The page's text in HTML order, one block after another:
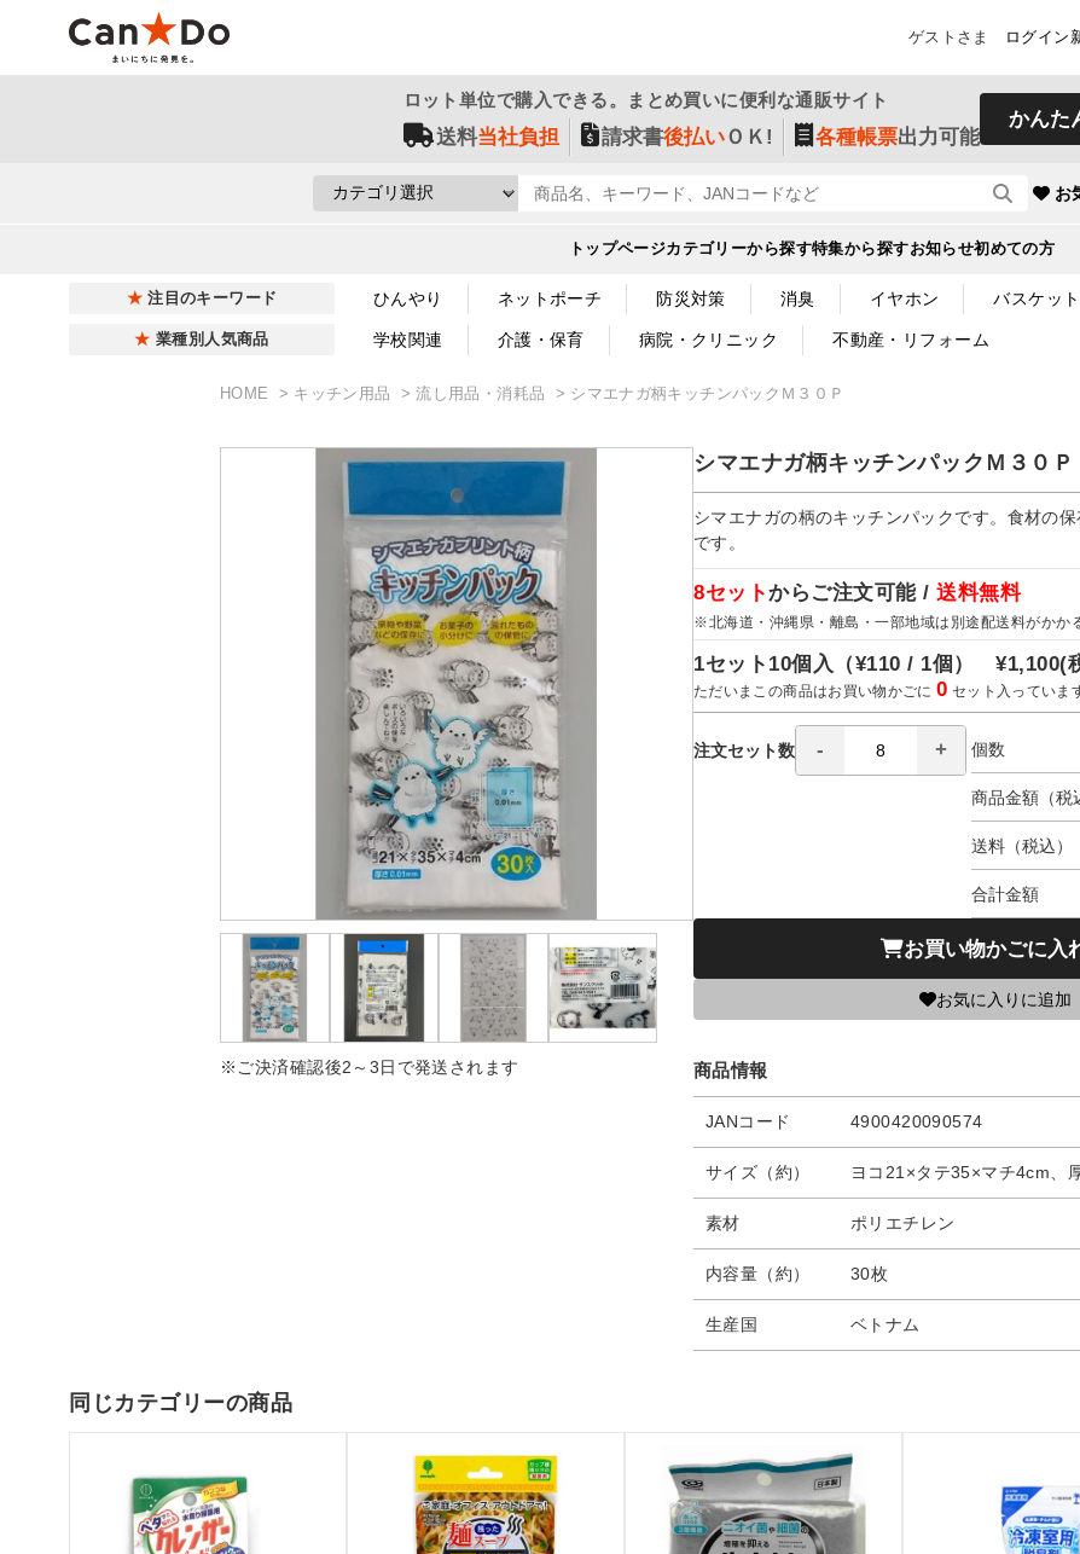
ゲストさま ログイン
ロット単位で購入できる。まとめ買いに便利な通販サイト
送料当社負担 請求書後払いＯＫ! 各種帳票出力可能
かんた
お
トップページカテゴリーから探す特集から探すお知らせ初めての方
注目のキーワード ひんやり ネットポーチ 防災対策 消臭 イヤホン バスケット
業種別人気商品 学校関連 介護・保育 病院・クリニック 不動産・リフォーム
HOME キッチン用品 流し用品・消耗品 シマエナガ柄キッチンパックＭ３０Ｐ
※ご決済確認後2～3日で発送されます
シマエナガ柄キッチンパックＭ３０Ｐ
シマエナガの柄のキッチンパックです。食材の
です。
8セットからご注文可能 /送料無料
※北海道・沖縄県・離島・一部地域は別途配送料がかか
1セット10個入（¥110 / 1個）¥1,100(
ただいまこの商品はお買い物かごに0 セット入っていま
注文セット数 個数
商品金額（税
送料（税込）
合計金額
お買い物かごに入
お気に入りに追加
商品情報
JANコード 4900420090574
サイズ（約） ヨコ21×タテ35×マチ4cm
素材 ポリエチレン
内容量（約） 30枚
生産国 ベトナム
同じカテゴリーの商品